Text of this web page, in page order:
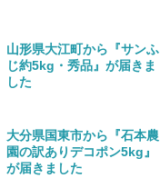
山形県大江町から『サンふ
じ約5kg・秀品』が届きま
した
大分県国東市から『石本農
園の訳ありデコポン5kg』
が届きました